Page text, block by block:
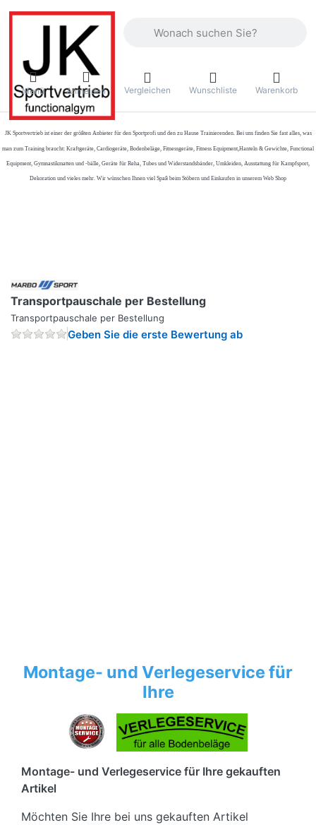
Menü Anmelden Vergleichen Wunschliste Warenkorb
JK Sportvertrieb ist einer der größten Anbieter für den Sportprofi und den zu Hause Trainierenden. Bei uns finden Sie fast alles, was
man zum Training braucht: Kraftgeräte, Cardiogeräte, Bodenbeläge, Fitnessgeräte, Fitness Equipment,Hanteln & Gewichte, Functional
Equipment, Gymnastikmatten und -bälle, Geräte für Reha, Tubes und Widerstandsbänder, Umkleiden, Ausstattung für Kampfsport,
Dekoration und vieles mehr. Wir wünschen Ihnen viel Spaß beim Stöbern und Einkaufen in unserem Web Shop
Transportpauschale per Bestellung
Transportpauschale per Bestellung
Geben Sie die erste Bewertung ab
Montage- und Verlegeservice für
Ihre
Montage- und Verlegeservice für Ihre gekauften
Artikel
Möchten Sie Ihre bei uns gekauften Artikel